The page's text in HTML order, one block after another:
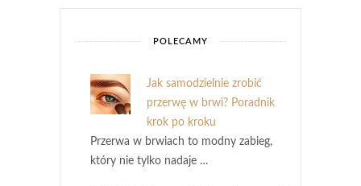
POLECAMY
Jak samodzielnie zrobić
przerwę w brwi? Poradnik
krok po kroku
Przerwa w brwiach to modny zabieg,
który nie tylko nadaje …